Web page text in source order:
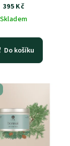
395 Kč
Skladem
Do košíku